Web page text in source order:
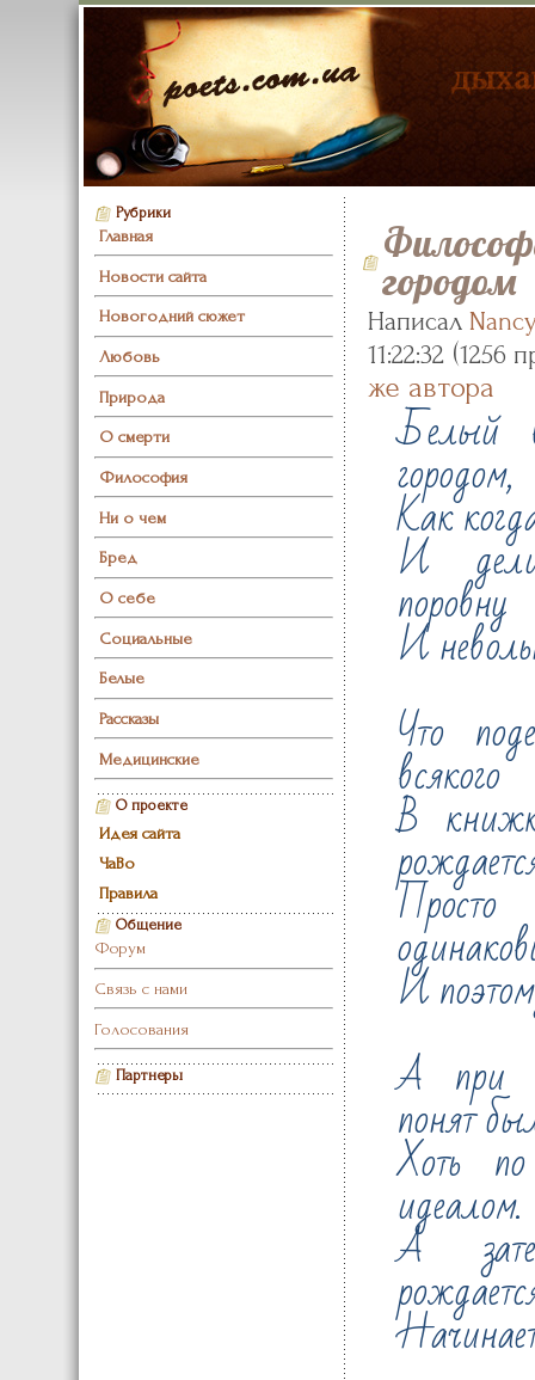
Рубрики
Главная
Новости сайта
Новогодний сюжет
Любовь
Природа
О смерти
Философия
Ни о чем
Бред
О себе
Социальные
Белые
Рассказы
Медицинские
О проекте
Идея сайта
ЧаВо
Правила
Общение
Форум
Связь с нами
Голосования
Партнеры
городом
Написал
11:22:32 (1256
же автора
Белый
городом,
Как
И
поровну
И
Что
всякого
В
И
А при
понят
Хоть
идеалом.
А